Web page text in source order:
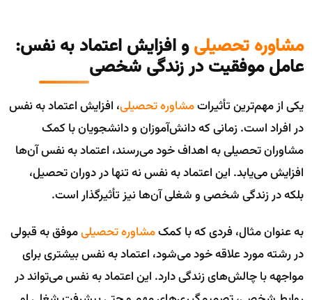
مشاوره تحصیلیو افزایش اعتماد به نفس:
عامل موفقیت در زندگی شخصی
یکی از مهم‌ترین تأثیراتمشاوره تحصیلی، افزایش اعتماد به نفس
در افراد است. زمانی که دانش‌آموزان و دانشجویان با کمک
مشاوران تحصیلی به اهداف خود می‌رسند، اعتماد به نفس آن‌ها
افزایش می‌یابد. این اعتماد به نفس نه تنها در دوران تحصیل،
بلکه در زندگی شخصی و شغلی آن‌ها نیز تأثیرگذار است.
به عنوان مثال، فردی که با کمکمشاوره تحصیلیموفق به قبولی
در رشته مورد علاقه خود می‌شود، اعتماد به نفس بیشتری برای
مواجهه با چالش‌های زندگی دارد. این اعتماد به نفس می‌تواند در